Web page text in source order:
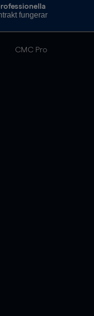
fungerar
CMC Pro